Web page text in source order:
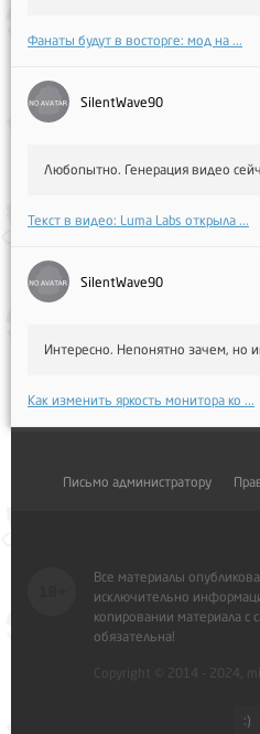
Фанаты будут в восторге: мод на ...
SilentWave90
Любопытно. Генерация видео
Текст в видео: Luma Labs открыла ...
SilentWave90
Интересно. Непонятно зачем, но
Как изменить яркость монитора ко ...
Письмо администратору
Все материалы
исключительно
копировании материала с
обязательна!
Copyright © 2014 - 2024,
:)